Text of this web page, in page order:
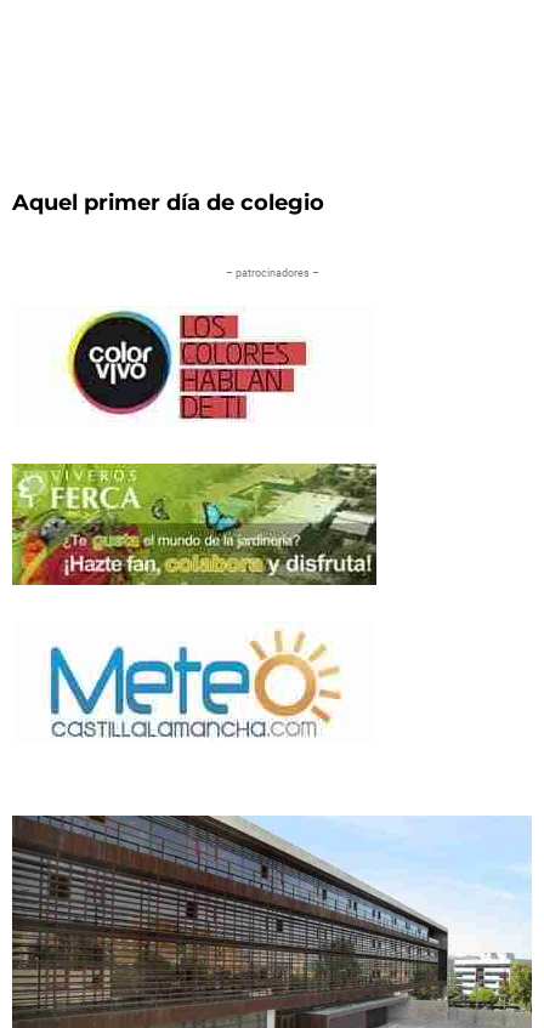
Aquel primer día de colegio
– patrocinadores –